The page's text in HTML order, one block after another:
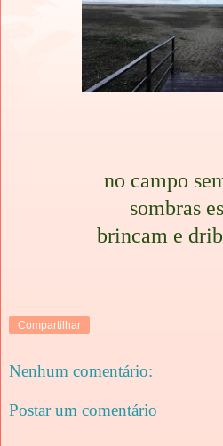
no campo
sombras
brincam e
Compartilhar
Nenhum comentário:
Postar um comentário